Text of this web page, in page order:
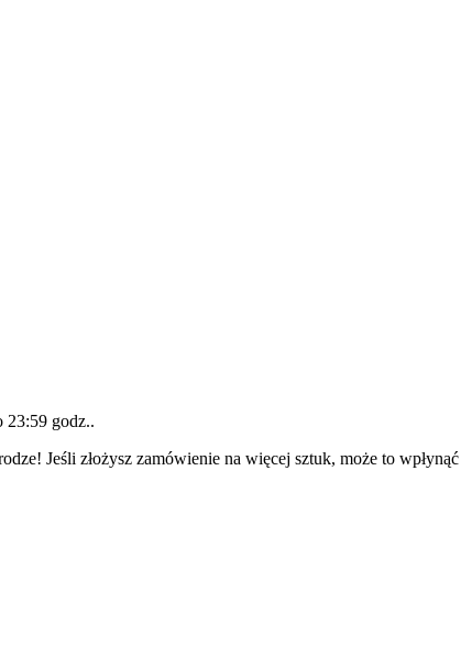
23:59 godz..
Jeśli złożysz zamówienie na więcej sztuk, może to